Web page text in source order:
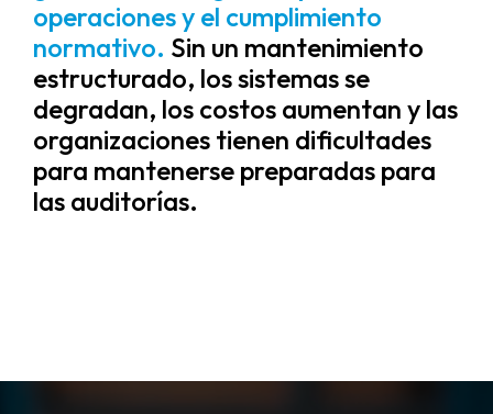
operaciones y el cumplimiento
normativo. Sin un mantenimiento
estructurado, los sistemas se
degradan, los costos aumentan y las
organizaciones tienen dificultades
para mantenerse preparadas para
las auditorías.